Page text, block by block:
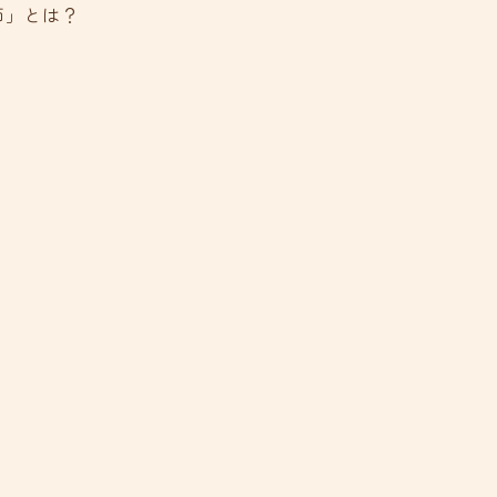
とは？